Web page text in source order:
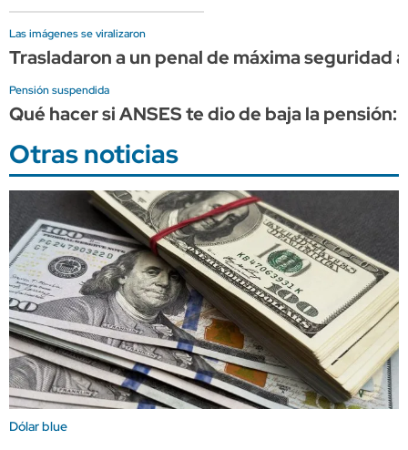
Las imágenes se viralizaron
Trasladaron a un penal de máxima
Pensión suspendida
Qué hacer si ANSES te dio de baja la pensión:
Otras noticias
Dólar blue